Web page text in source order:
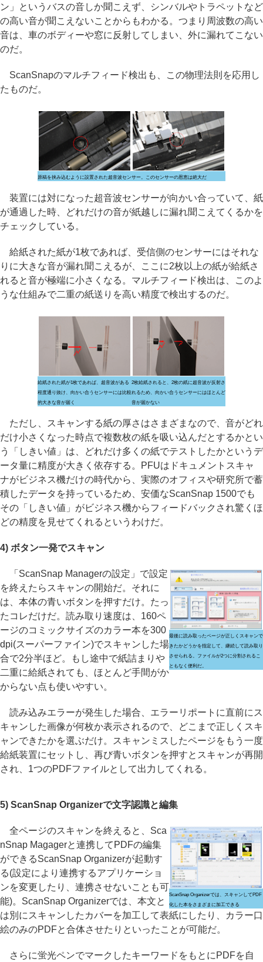
ン」というバスの音しか聞こえず、シンバルやトラペットなど
の高い音が聞こえないことからもわかる。つまり周波数の高い
音は、車のボディーや窓に反射してしまい、外に漏れてこない
のだ。
ScanSnapのマルチフィード検出も、この物理法則を応用し
たものだ。
原稿を挟み込むように設置された超音波センサー。このセンサーの恩恵は絶大だ
装置には対になった超音波センサーが向かい合っていて、紙
が通過した時、どれだけの音が紙越しに漏れ聞こえてくるかを
チェックしている。
給紙された紙が1枚であれば、受信側のセンサーにはそれな
りに大きな音が漏れ聞こえるが、ここに2枚以上の紙が給紙さ
れると音が極端に小さくなる。マルチフィード検出は、このよ
うな仕組みで二重の紙送りを高い精度で検出するのだ。
給紙された紙が1枚であれば、超音波がある
程度通り抜け、向かい合うセンサーには比較
的大きな音が届く
2枚給紙されると、2枚の紙に超音波が反射さ
れるため、向かい合うセンサーにはほとんど
音が届かない
ただし、スキャンする紙の厚さはさまざまなので、音がどれ
だけ小さくなった時点で複数枚の紙を吸い込んだとするかとい
う「しきい値」は、どれだけ多くの紙でテストしたかというデ
ータ量に精度が大きく依存する。PFUはドキュメントスキャ
ナがビジネス機だけの時代から、実際のオフィスや研究所で蓄
積したデータを持っているため、安価なScanSnap 1500でも
その「しきい値」がビジネス機からフィードバックされ驚くほ
どの精度を見せてくれるというわけだ。
4) ボタン一発でスキャン
最後に読み取ったページが正しくスキャンで
きたかどうかを指定して、継続して読み取り
させられる。ファイルが2つに分割されるこ
ともなく便利だ。
「ScanSnap Managerの設定」で設定
を終えたらスキャンの開始だ。それに
は、本体の青いボタンを押すだけ。たっ
たコレだけだ。読み取り速度は、160ペ
ージのコミックサイズのカラー本を300
dpi(スーパーファイン)でスキャンした場
合で2分半ほど。もし途中で紙詰まりや
二重に給紙されても、ほとんど手間がか
からない点も使いやすい。
読み込みエラーが発生した場合、エラーリポートに直前にス
キャンした画像が何枚か表示されるので、どこまで正しくスキ
ャンできたかを選ぶだけ。スキャンミスしたページをもう一度
給紙装置にセットし、再び青いボタンを押すとスキャンが再開
され、1つのPDFファイルとして出力してくれる。
5) ScanSnap Organizerで文字認識と編集
ScanSnap Organizerでは、スキャンしてPDF
化した本をさまざまに加工できる
全ページのスキャンを終えると、Sca
nSnap Magagerと連携してPDFの編集
ができるScanSnap Organizerが起動す
る(設定により連携するアプリケーショ
ンを変更したり、連携させないことも可
能)。ScanSnap Organizerでは、本文と
は別にスキャンしたカバーを加工して表紙にしたり、カラー口
絵のみのPDFと合体させたりといったことが可能だ。
さらに蛍光ペンでマークしたキーワードをもとにPDFを自